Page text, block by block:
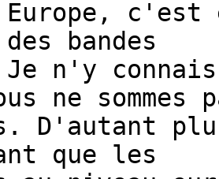
Europe,
bandes
Je n'y
ne sommes
D'autant
que les